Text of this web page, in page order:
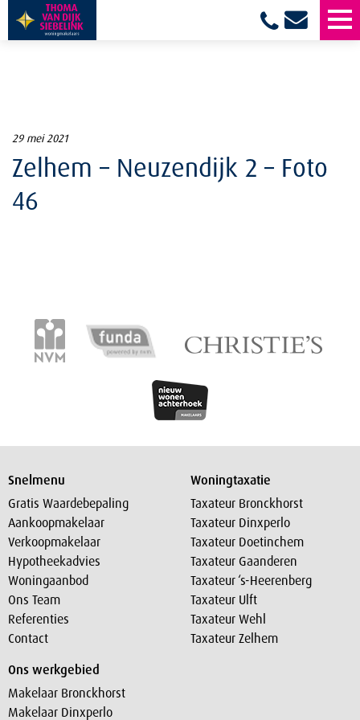
29 mei 2021
Zelhem – Neuzendijk 2 – Foto
46
Snelmenu
Gratis Waardebepaling
Aankoopmakelaar
Verkoopmakelaar
Hypotheekadvies
Woningaanbod
Ons Team
Referenties
Contact
Woningtaxatie
Taxateur Bronckhorst
Taxateur Dinxperlo
Taxateur Doetinchem
Taxateur Gaanderen
Taxateur ‘s-Heerenberg
Taxateur Ulft
Taxateur Wehl
Taxateur Zelhem
Ons werkgebied
Makelaar Bronckhorst
Makelaar Dinxperlo